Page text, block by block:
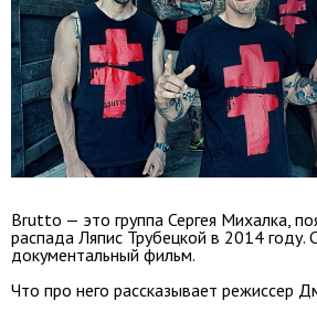
Brutto — это группа Сергея Михалка,
распада Ляпис Трубецкой в 2014 году.
документальный фильм.
Что про него рассказывает режиссер